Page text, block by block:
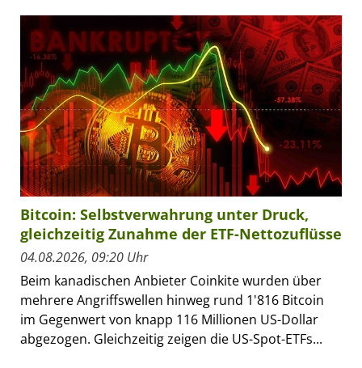
Bitcoin: Selbstverwahrung unter Druck,
gleichzeitig Zunahme der ETF-Nettozuflüsse
04.08.2026, 09:20 Uhr
Beim kanadischen Anbieter Coinkite wurden über
mehrere Angriffswellen hinweg rund 1'816 Bitcoin
im Gegenwert von knapp 116 Millionen US-Dollar
abgezogen. Gleichzeitig zeigen die US-Spot-ETFs...